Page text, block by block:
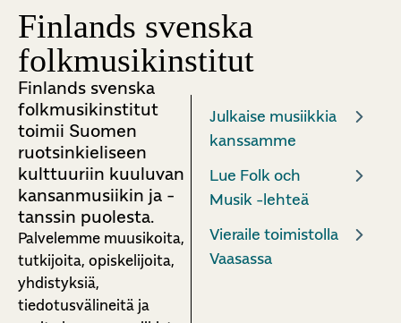
Finlands svenska
folkmusikinstitut
Finlands svenska
folkmusikinstitut
toimii Suomen
ruotsinkieliseen
kulttuuriin kuuluvan
kansanmusiikin ja -
tanssin puolesta.
Palvelemme muusikoita,
tutkijoita, opiskelijoita,
yhdistyksiä,
tiedotusvälineitä ja
Julkaise musiikkia
kanssamme
Lue Folk och
Musik -lehteä
Vieraile toimistolla
Vaasassa